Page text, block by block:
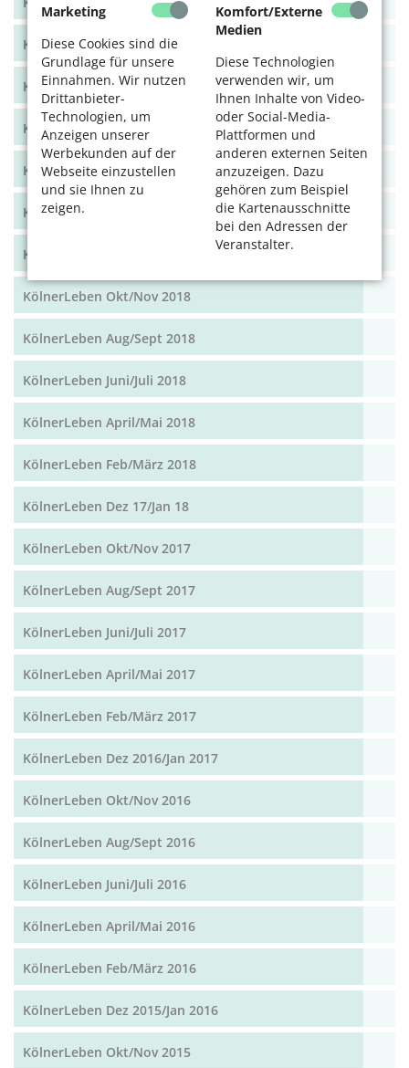
Marketing
Diese Cookies sind die
Grundlage für unsere
Einnahmen. Wir nutzen
Drittanbieter-
Technologien, um
Anzeigen unserer
Werbekunden auf der
Webseite einzustellen
und sie Ihnen zu
zeigen.
Komfort/Externe
Medien
Diese Technologien
verwenden wir, um
Ihnen Inhalte von Video-
oder Social-Media-
Plattformen und
anderen externen Seiten
anzuzeigen. Dazu
gehören zum Beispiel
die Kartenausschnitte
bei den Adressen der
Veranstalter.
KölnerLeben Okt/Nov 19
KölnerLeben Aug/Sept 2019
KölnerLeben Juni/Juli 2019
KölnerLeben April/Mai 2019
KölnerLeben Feb/März 2019
KölnerLeben Dez 18/Jan 19
KölnerLeben Okt/Nov 2018
KölnerLeben Aug/Sept 2018
KölnerLeben Juni/Juli 2018
KölnerLeben April/Mai 2018
KölnerLeben Feb/März 2018
KölnerLeben Dez 17/Jan 18
KölnerLeben Okt/Nov 2017
KölnerLeben Aug/Sept 2017
KölnerLeben Juni/Juli 2017
KölnerLeben April/Mai 2017
KölnerLeben Feb/März 2017
KölnerLeben Dez 2016/Jan 2017
KölnerLeben Okt/Nov 2016
KölnerLeben Aug/Sept 2016
KölnerLeben Juni/Juli 2016
KölnerLeben April/Mai 2016
KölnerLeben Feb/März 2016
KölnerLeben Dez 2015/Jan 2016
KölnerLeben Okt/Nov 2015